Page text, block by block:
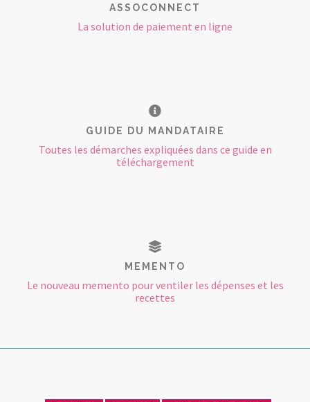
ASSOCONNECT
La solution de paiement en ligne
GUIDE DU MANDATAIRE
Toutes les démarches expliquées dans ce guide en
téléchargement
MEMENTO
Le nouveau memento pour ventiler les dépenses et les
recettes